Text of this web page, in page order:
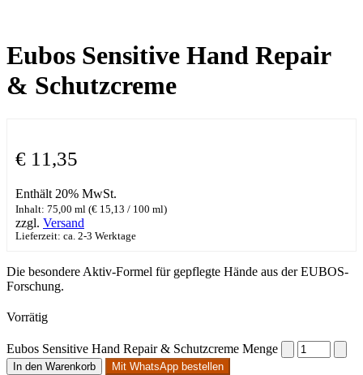
Eubos Sensitive Hand Repair
& Schutzcreme
€ 11,35
Enthält 20% MwSt.
Inhalt: 75,00 ml (€ 15,13 / 100 ml)
zzgl. Versand
Lieferzeit: ca. 2-3 Werktage
Die besondere Aktiv-Formel für gepflegte Hände aus der EUBOS-
Forschung.
Vorrätig
Eubos Sensitive Hand Repair & Schutzcreme Menge
In den Warenkorb Mit WhatsApp bestellen